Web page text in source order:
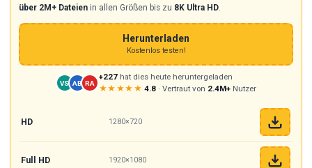
über 2M+ Dateienin allen Größen bis zu 8K Ultra HD.
Herunterladen
Kostenlos testen!
VS AB RA
+227hat dies heute heruntergeladen
★★★★★ 4.8 · Vertraut von 2.4M+ Nutzer
HD 1280×720
Full HD 1920×1080